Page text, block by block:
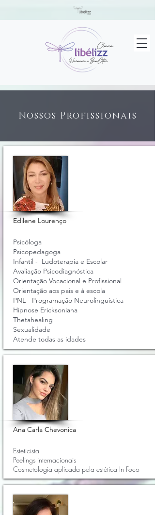
Nossos Profissionais
Edilene Lourenço
Psicóloga
Psicopedagoga
Infantil - Ludoterapia e Escolar
Avaliação Psicodiagnóstica
OrientaçãoVocacional e Profissional
Orientação aos pais e à escola
PNL - Programação Neurolinguística
Hipnose Ericksoniana
Thetahealing
Sexualidade
Atende todas as idades
Ana Carla Chevonica
Esteticista
Peelings internacionais
Cosmetologia aplicada pela estética In Foco